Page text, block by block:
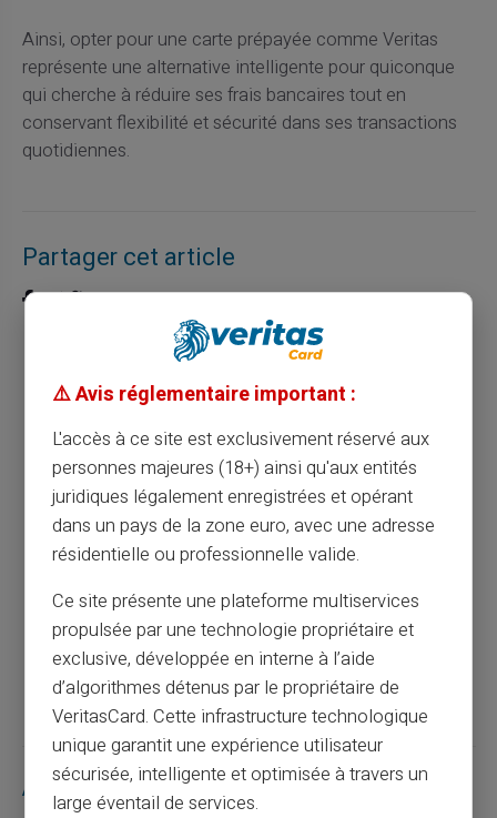
Ainsi, opter pour une carte prépayée comme Veritas
représente une alternative intelligente pour quiconque
qui cherche à réduire ses frais bancaires tout en
conservant flexibilité et sécurité dans ses transactions
quotidiennes.
Partager cet article
Comment la carte prépayée simplifie vos
paiements quotidiens
Article précédent
Comment économiser sur les frais
bancaires avec une carte prépayée ?
Article suivant
Articles similaires
⚠️ Avis réglementaire important :
L'accès à ce site est exclusivement réservé aux
personnes majeures (18+) ainsi qu'aux entités
juridiques légalement enregistrées et opérant
dans un pays de la zone euro, avec une adresse
résidentielle ou professionnelle valide.
Ce site présente une plateforme multiservices
propulsée par une technologie propriétaire et
exclusive, développée en interne à l’aide
d’algorithmes détenus par le propriétaire de
VeritasCard. Cette infrastructure technologique
unique garantit une expérience utilisateur
sécurisée, intelligente et optimisée à travers un
large éventail de services.